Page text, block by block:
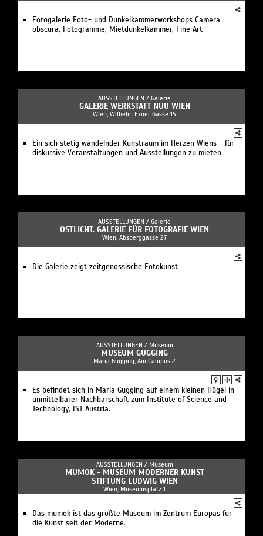
Fotogalerie Foto- und Dunkelkammerworkshops Camera
obscura, Fotogramme, Mietdunkelkammer, Fine Art
AUSSTELLUNGEN / Galerie
GALERIE WERKSTATT NUU WIEN
Wien, Wilhelm Exner Gasse 15
Ein sich stetig wandelnder Kunstraum im Herzen Wiens - für
diskursive Veranstaltungen und Ausstellungen zu mieten
AUSSTELLUNGEN / Galerie
OSTLICHT. GALERIE FÜR FOTOGRAFIE WIEN
Wien, Absberggasse 27
Die Galerie zeigt zeitgenössische Fotokunst
AUSSTELLUNGEN / Museum
MUSEUM GUGGING
Maria Gugging, Am Campus 2
Es befindet sich in Maria Gugging auf einem kleinen Hügel in
unmittelbarer Nachbarschaft zum Institute of Science and
Technology, IST Austria.
AUSSTELLUNGEN / Museum
MUMOK - MUSEUM MODERNER KUNST
STIFTUNG LUDWIG WIEN
Wien, Museumsplatz 1
Das mumok ist das größte Museum im Zentrum Europas für
die Kunst seit der Moderne.